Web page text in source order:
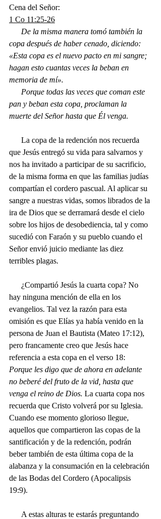
Cena del Señor:
1 Co 11:25-26
copa después de haber cenado, diciendo:
«Esta copa es el nuevo pacto en mi sangre;
hagan esto cuantas veces la beban en
memoria de mí».
pan y beban esta copa, proclaman la
muerte del Señor hasta que Él venga.
que Jesús entregó su vida para salvarnos y
nos ha invitado a participar de su sacrificio,
de la misma forma en que las familias judías
compartían el cordero pascual. Al aplicar su
sangre a nuestras vidas, somos librados de la
ira de Dios que se derramará desde el cielo
sobre los hijos de desobediencia, tal y como
sucedió con Faraón y su pueblo cuando el
Señor envió juicio mediante las diez
terribles plagas.
hay ninguna mención de ella en los
evangelios. Tal vez la razón para esta
omisión es que Elías ya había venido en la
persona de Juan el Bautista (Mateo 17:12),
pero francamente creo que Jesús hace
referencia a esta copa en el verso 18:
Porque les digo que de ahora en adelante
no beberé del fruto de la vid, hasta que
venga el reino de Dios. La cuarta copa nos
recuerda que Cristo volverá por su Iglesia.
Cuando ese momento glorioso llegue,
aquellos que compartieron las copas de la
santificación y de la redención, podrán
beber también de esta última copa de la
alabanza y la consumación en la celebración
de las Bodas del Cordero (Apocalipsis
19:9).